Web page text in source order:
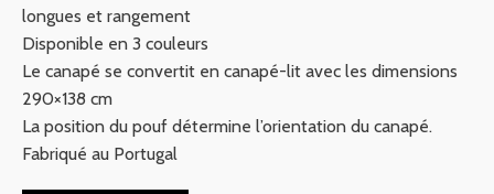
longues et rangement
Disponible en 3 couleurs
Le canapé se convertit en canapé-lit avec les dimensions
290×138 cm
La position du pouf détermine l’orientation du canapé.
Fabriqué au Portugal